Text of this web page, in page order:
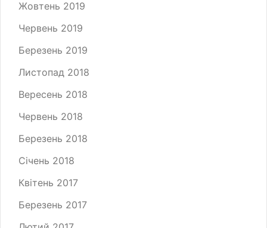
Жовтень 2019
Червень 2019
Березень 2019
Листопад 2018
Вересень 2018
Червень 2018
Березень 2018
Січень 2018
Квітень 2017
Березень 2017